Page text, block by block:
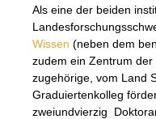
Als eine der beiden
Wissen (neben dem
zudem ein Zentrum
zugehörige, vom Land
Graduiertenkolleg
zweiundvierzig